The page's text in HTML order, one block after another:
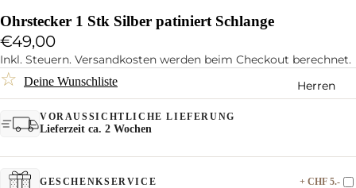
Herren
Ohrstecker 1 Stk Silber patiniert Schlange
€49,00
Inkl. Steuern. Versandkosten werden beim Checkout berechnet.
☆ Deine Wunschliste
VORAUSSICHTLICHE LIEFERUNG
Lieferzeit ca. 2 Wochen
GESCHENKSERVICE + CHF 5.-